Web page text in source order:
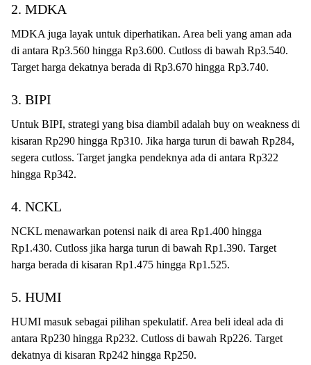
2. MDKA
MDKA juga layak untuk diperhatikan. Area beli yang aman ada
di antara Rp3.560 hingga Rp3.600. Cutloss di bawah Rp3.540.
Target harga dekatnya berada di Rp3.670 hingga Rp3.740.
3. BIPI
Untuk BIPI, strategi yang bisa diambil adalah buy on weakness di
kisaran Rp290 hingga Rp310. Jika harga turun di bawah Rp284,
segera cutloss. Target jangka pendeknya ada di antara Rp322
hingga Rp342.
4. NCKL
NCKL menawarkan potensi naik di area Rp1.400 hingga
Rp1.430. Cutloss jika harga turun di bawah Rp1.390. Target
harga berada di kisaran Rp1.475 hingga Rp1.525.
5. HUMI
HUMI masuk sebagai pilihan spekulatif. Area beli ideal ada di
antara Rp230 hingga Rp232. Cutloss di bawah Rp226. Target
dekatnya di kisaran Rp242 hingga Rp250.